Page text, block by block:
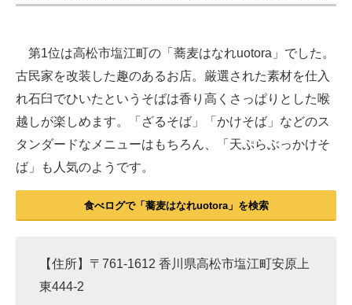
第1位は高松市塩江町の「蕎麦はなれuotora」でした。
古民家を改装した趣のあるお店。厳選された素材を仕入
れ石臼でひいたというそばは香り高くさっぱりとした喉
越しが楽しめます。「ざるそば」「かけそば」などのス
タンダードなメニューはもちろん、「天ぷらぶっかけそ
ば」も人気のようです。
食べログで「蕎麦はなれuotora」を検索
【住所】〒761-1612 香川県高松市塩江町安原上
東444-2